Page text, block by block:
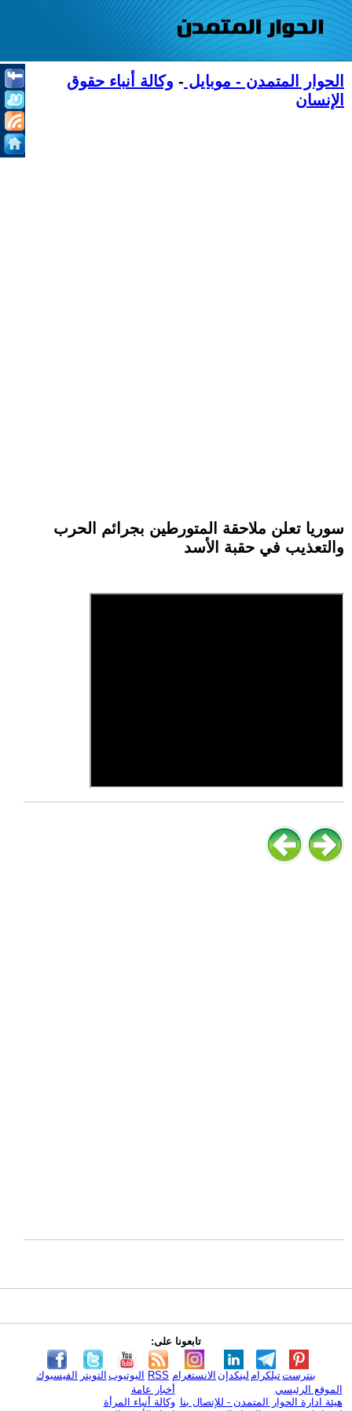
الحوار المتمدن - موبايل - وكالة أنباء حقوق
الإنسان
سوريا تعلن ملاحقة المتورطين بجرائم الحرب
والتعذيب في حقبة الأسد
تابعونا على:
الفيسبوك التويتر اليوتيوب RSS الانستغرام لينكدإن تيلكرامبنترست
الموقع الرئيسي
هيئة ادارة الحوار المتمدن - للإتصال بنا
أخبار عامة
وكالة أنباء المرأة